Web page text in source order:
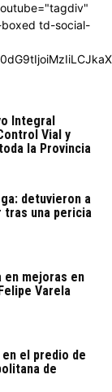
td-social-
Integral
Vial y
la Provincia
detuvieron a
tras una pericia
en mejoras en
Varela
el predio de
de